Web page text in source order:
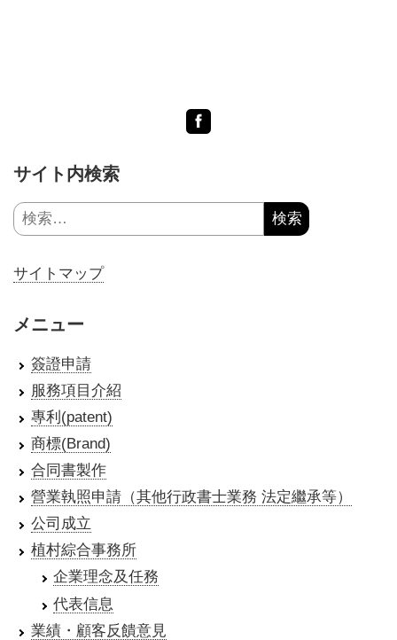
サイト内検索
検
索:
サイトマップ
メニュー
簽證申請
服務項目介紹
專利(patent)
商標(Brand)
合同書製作
營業執照申請（其他行政書士業務 法定繼承等）
公司成立
植村綜合事務所
企業理念及任務
代表信息
業績・顧客反饋意見